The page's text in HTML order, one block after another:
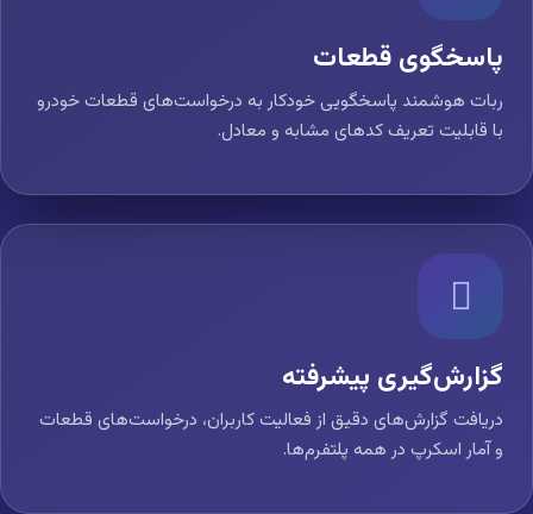
پاسخگوی قطعات
ربات هوشمند پاسخگویی خودکار به درخواست‌های قطعات خودرو
با قابلیت تعریف کدهای مشابه و معادل.
گزارش‌گیری پیشرفته
دریافت گزارش‌های دقیق از فعالیت کاربران، درخواست‌های قطعات
و آمار اسکرپ در همه پلتفرم‌ها.